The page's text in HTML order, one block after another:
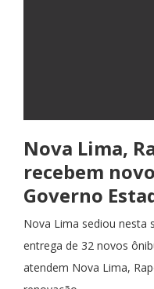
Nova Lima,
recebem
Governo
Nova Lima sediou nesta
entrega de 32 novos
atendem Nova Lima,